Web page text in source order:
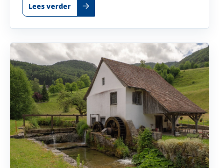
wijnproeverij: elk hotel geeft hier zijn eigen
invulling aan. Op deze pagina vergelijkt u acht
hotels in Nederland, België en Duitsland met ieder
een eigen, sfeervol avondprogramma.
Lees verder